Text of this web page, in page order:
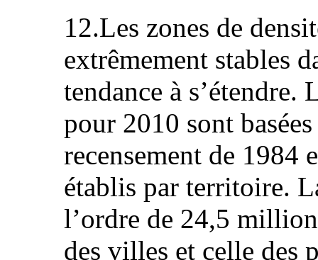
12.Les zones de
extrêmement stables
tendance à s’étendre.
pour 2010 sont
recensement de 1984
établis par territoire.
l’ordre de 24,5
des villes et celle des